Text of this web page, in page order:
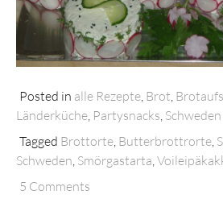
Posted in alle Rezepte Brot
Länderküche Partysnacks Schweden
Tagged Brottorte Butterbrottrorte
Schweden Smörgastarta
5 Comments